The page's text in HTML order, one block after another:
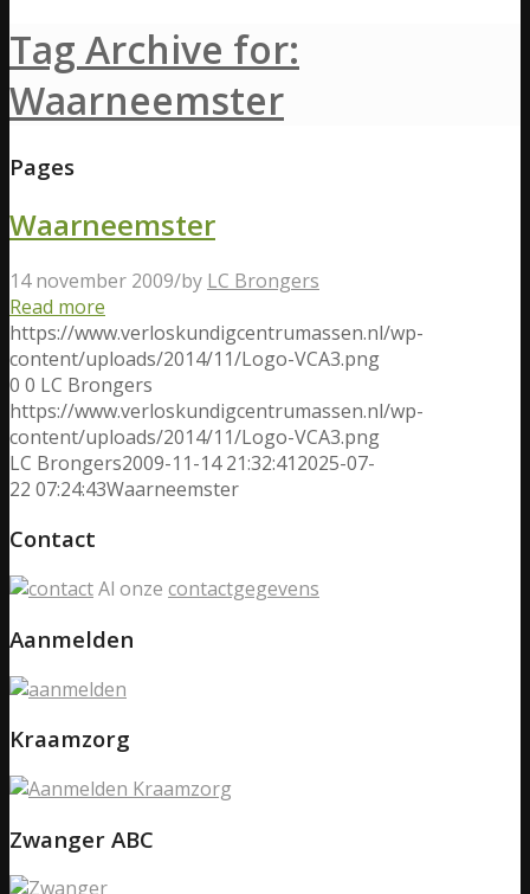
Tag Archive for:
Waarneemster
Pages
Waarneemster
14 november 2009/by LC Brongers
Read more
https://www.verloskundigcentrumassen.nl/wp-
content/uploads/2014/11/Logo-VCA3.png
0 0 LC Brongers
https://www.verloskundigcentrumassen.nl/wp-
content/uploads/2014/11/Logo-VCA3.png
LC Brongers2009-11-14 21:32:412025-07-
22 07:24:43Waarneemster
Contact
Al onze contactgegevens
Aanmelden
Kraamzorg
Zwanger ABC